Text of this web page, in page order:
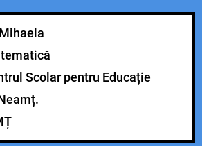
Scolar pentru Educație